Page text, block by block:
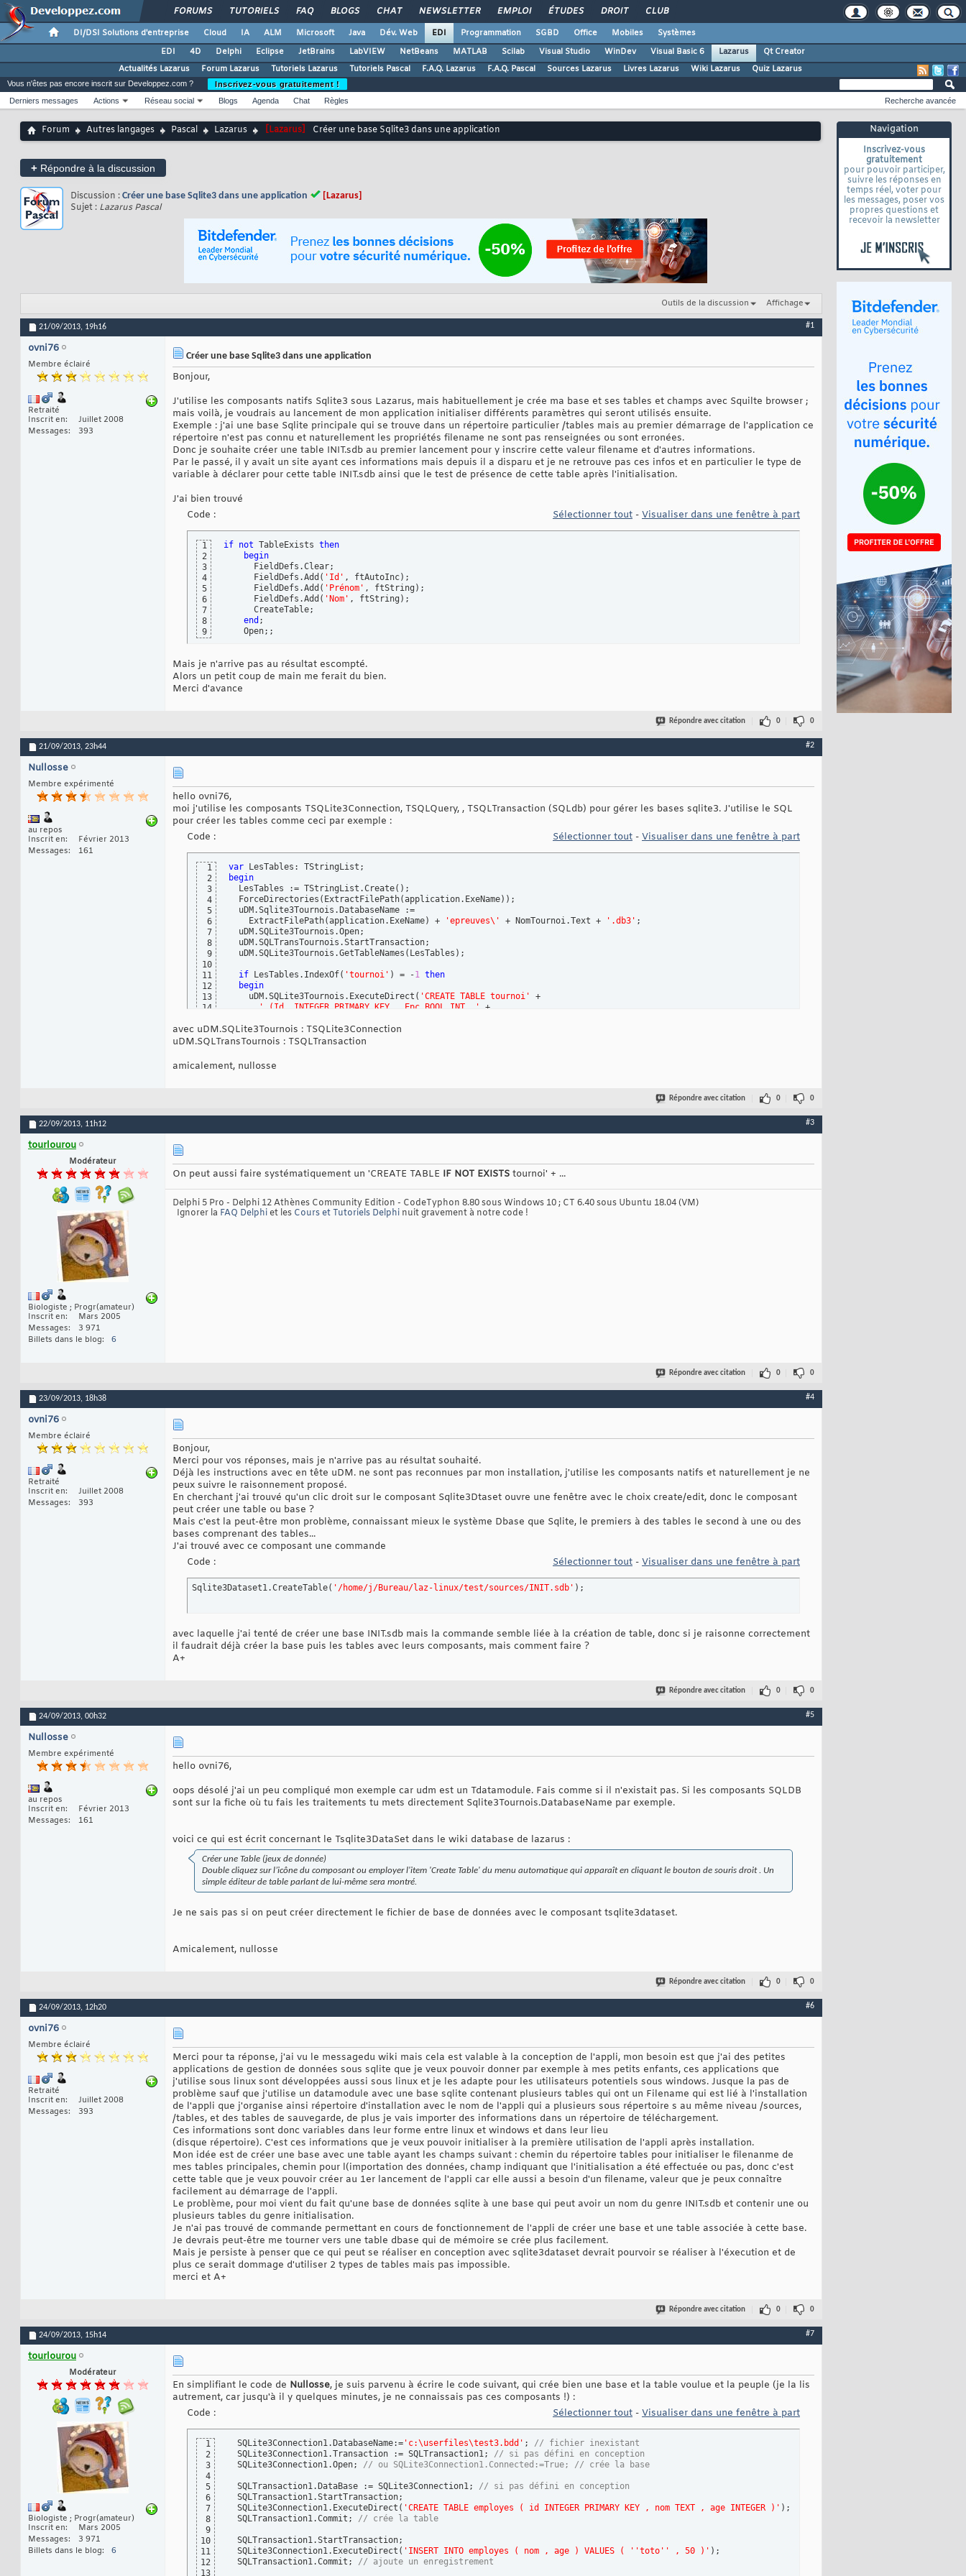
FORUMS TUTORIELS FAQ BLOGS CHAT NEWSLETTER EMPLOI ÉTUDES DROIT CLUB
DI/DSI Solutions d'entreprise Cloud IA ALM Microsoft Java Dév. Web EDI Programmation SGBD Office Mobiles
Systèmes
EDI
4D Delphi Eclipse JetBrains LabVIEW NetBeans MATLAB Scilab Visual Studio WinDev Visual Basic 6 Lazarus
Qt Creator
Actualités Lazarus
Forum Lazarus Tutoriels Lazarus Tutoriels Pascal F.A.Q. Lazarus F.A.Q. Pascal Sources Lazarus Livres Lazarus Wiki Lazarus Quiz Lazarus
Navigation
Inscrivez-vous
gratuitement
pour pouvoir participer,
suivre les réponses en
temps réel, voter pour
les messages, poser vos
propres questions et
recevoir la newsletter
Vous n'êtes pas encore inscrit sur Developpez.com ?
Inscrivez-vous gratuitement !
Derniers messages
Actions Réseau social Blogs Agenda Chat Règles Recherche avancée
Forum Autres langages Pascal Lazarus [Lazarus] Créer une base Sqlite3 dans une application
+ Répondre à la discussion
Discussion : Créer une base Sqlite3 dans une application [Lazarus]
Sujet : Lazarus Pascal
Outils de la discussion Affichage
21/09/2013, 19h16 #1
ovni76
Membre éclairé
Retraité
Inscrit en
Juillet 2008
Messages
393
Créer une base Sqlite3 dans une application
Bonjour,
J'utilise les composants natifs Sqlite3 sous Lazarus, mais habituellement je crée ma base et ses tables et champs avec Squilte browser ;
mais voilà, je voudrais au lancement de mon application initialiser différents paramètres qui seront utilisés ensuite.
Exemple : j'ai une base Sqlite principale qui se trouve dans un répertoire particulier /tables mais au premier démarrage de l'application ce
répertoire n'est pas connu et naturellement les propriétés filename ne sont pas renseignées ou sont erronées.
Donc je souhaite créer une table INIT.sdb au premier lancement pour y inscrire cette valeur filename et d'autres informations.
Par le passé, il y avait un site ayant ces informations mais depuis il a disparu et je ne retrouve pas ces infos et en particulier le type de
variable à déclarer pour cette table INIT.sdb ainsi que le test de présence de cette table après l'initialisation.
J'ai bien trouvé
Code :
Sélectionner tout - Visualiser dans une fenêtre à part
1
2
3
4
5
6
7
8
9
if not TableExists then
begin
      FieldDefs.Clear;
      FieldDefs.Add
( 'Id' , ftAutoInc) ;
      FieldDefs.Add
( 'Prénom' , ftString ) ;
      FieldDefs.Add
( 'Nom' , ftString ) ;
      CreateTable;
end ;
    Open;;
Mais je n'arrive pas au résultat escompté.
Alors un petit coup de main me ferait du bien.
Merci d'avance
Répondre avec citation 0 0
21/09/2013, 23h44 #2
Nullosse
Membre expérimenté
au repos
Inscrit en
Février 2013
Messages
161
hello ovni76,
moi j'utilise les composants TSQLite3Connection, TSQLQuery, , TSQLTransaction (SQLdb) pour gérer les bases sqlite3. J'utilise le SQL
pour créer les tables comme ceci par exemple :
Code :
Sélectionner tout - Visualiser dans une fenêtre à part
1
2
3
4
5
6
7
8
9
10
11
12
13
14
16
17
19
24
var
begin
  LesTables := TStringList.Create
( ) ;
  ForceDirectories
( ExtractFilePath(application.ExeName) ) ;
  uDM.Sqlite3Tournois.DatabaseName :=
    ExtractFilePath
(application.ExeName) + 'epreuves\' + NomTournoi.Text + '.db3' ;
  uDM.SQLite3Tournois.Open;
  uDM.SQLTransTournois.StartTransaction;
  uDM.SQLite3Tournois.GetTableNames
( LesTables ) ;
if LesTables.IndexOf( 'tournoi' ) = -1 then
begin
    uDM.SQLite3Tournois.ExecuteDirect
( 'CREATE TABLE tournoi'
+
' (Id  INTEGER PRIMARY KEY , Epc BOOL_INT ,'
+
'Description VARCHAR(255) , Lieu VARCHAR(255) ,'
'Date VARCHAR(255) , NbParties INTEGER , '
'Tarif1 INTEGER, Tarif2 INTEGER , Tarif3 INTEGER,Tarif1 INTEGER, '
  uDM.SQLTransTournois.Commit;
avec uDM.SQLite3Tournois : TSQLite3Connection
uDM.SQLTransTournois : TSQLTransaction
amicalement, nullosse
Répondre avec citation 0 0
22/09/2013, 11h12 #3
tourlourou
Modérateur
Biologiste ; Progr(amateur)
Inscrit en
Mars 2005
Messages
3 971
Billets dans le blog
6
On peut aussi faire systématiquement un 'CREATE TABLE IF NOT EXISTS tournoi' + ...
Delphi 5 Pro - Delphi 12 Athènes Community Edition - CodeTyphon 8.80 sous Windows 10 ; CT 6.40 sous Ubuntu 18.04 (VM)
Ignorer la FAQ Delphiet les Cours et Tutoriels Delphi nuit gravement à notre code !
Répondre avec citation 0 0
23/09/2013, 18h38 #4
ovni76
Membre éclairé
Retraité
Inscrit en
Juillet 2008
Messages
393
Bonjour,
Merci pour vos réponses, mais je n'arrive pas au résultat souhaité.
Déjà les instructions avec en tête uDM. ne sont pas reconnues par mon installation, j'utilise les composants natifs et naturellement je ne
peux suivre le raisonnement proposé.
En cherchant j'ai trouvé qu'un clic droit sur le composant Sqlite3Dtaset ouvre une fenêtre avec le choix create/edit, donc le composant
peut créer une table ou base ?
Mais c'est la peut-être mon problème, connaissant mieux le système Dbase que Sqlite, le premiers à des tables le second à une ou des
bases comprenant des tables...
J'ai trouvé avec ce composant une commande
Code :
Sélectionner tout - Visualiser dans une fenêtre à part
Sqlite3Dataset1.CreateTable( '/home/j/Bureau/laz-linux/test/sources/INIT.sdb' ) ;
avec laquelle j'ai tenté de créer une base INIT.sdb mais la commande semble liée à la création de table, donc si je raisonne correctement
il faudrait déjà créer la base puis les tables avec leurs composants, mais comment faire ?
A+
Répondre avec citation 0 0
24/09/2013, 00h32 #5
Nullosse
Membre expérimenté
au repos
Inscrit en
Février 2013
Messages
161
hello ovni76,
oops désolé j'ai un peu compliqué mon exemple car udm est un Tdatamodule. Fais comme si il n'existait pas. Si les composants SQLDB
sont sur la fiche où tu fais les traitements tu mets directement Sqlite3Tournois.DatabaseName par exemple.
voici ce qui est écrit concernant le Tsqlite3DataSet dans le wiki database de lazarus :
Créer une Table (jeux de donnée)
Double cliquez sur l’icône du composant ou employer l'item 'Create Table' du menu automatique qui apparaît en cliquant le bouton de souris droit . Un
simple éditeur de table parlant de lui-même sera montré.
Je ne sais pas si on peut créer directement le fichier de base de données avec le composant tsqlite3dataset.
Amicalement, nullosse
Répondre avec citation 0 0
24/09/2013, 12h20 #6
ovni76
Membre éclairé
Retraité
Inscrit en
Juillet 2008
Messages
393
Merci pour ta réponse, j'ai vu le messagedu wiki mais cela est valable à la conception de l'appli, mon besoin est que j'ai des petites
applications de gestion de données sous sqlite que je veux pouvoir donner par exemple à mes petits enfants, ces applications que
j'utilise sous linux sont développées aussi sous linux et je les adapte pour les utilisateurs potentiels sous windows. Jusque la pas de
problème sauf que j'utilise un datamodule avec une base sqlite contenant plusieurs tables qui ont un Filename qui est lié à l'installation
de l'appli que j'organise ainsi répertoire d'installation avec le nom de l'appli qui a plusieurs sous répertoire s au même niveau /sources,
/tables, et des tables de sauvegarde, de plus je vais importer des informations dans un répertoire de téléchargement.
Ces informations sont donc variables dans leur forme entre linux et windows et dans leur lieu
(disque répertoire). C'est ces informations que je veux pouvoir initialiser à la première utilisation de l'appli après installation.
Mon idée est de créer une base avec une table ayant les champs suivant : chemin du répertoire tables pour initialiser le filenanme de
mes tables principales, chemin pour l(importation des données, champ indiquant que l'initialisation a été effectuée ou pas, donc c'est
cette table que je veux pouvoir créer au 1er lancement de l'appli car elle aussi a besoin d'un filename, valeur que je peux connaître
facilement au démarrage de l'appli.
Le problème, pour moi vient du fait qu'une base de données sqlite à une base qui peut avoir un nom du genre INIT.sdb et contenir une ou
plusieurs tables du genre initialisation.
Je n'ai pas trouvé de commande permettant en cours de fonctionnement de l'appli de créer une base et une table associée à cette base.
Je devrais peut-être me tourner vers une table dbase qui de mémoire se crée plus facilement.
Mais je persiste à penser que ce qui peut se réaliser en conception avec sqlite3dataset devrait pourvoir se réaliser à l'éxecution et de
plus ce serait dommage d'utiliser 2 types de tables mais pas impossible.
merci et A+
Répondre avec citation 0 0
24/09/2013, 15h14 #7
tourlourou
Modérateur
Biologiste ; Progr(amateur)
Inscrit en
Mars 2005
Messages
3 971
Billets dans le blog
6
En simplifiant le code de Nullosse, je suis parvenu à écrire le code suivant, qui crée bien une base et la table voulue et la peuple (je la lis
autrement, car jusqu'à il y quelques minutes, je ne connaissais pas ces composants !) :
Code :
Sélectionner tout - Visualiser dans une fenêtre à part
1
2
3
4
5
6
7
8
9
10
11
12
13
  SQLite3Connection1.DatabaseName:=
'c:\userfiles\test3.bdd' ; // fichier inexistant
  SQLite3Connection1.Transaction := SQLTransaction1;
// si pas défini en conception
  SQLite3Connection1.Open;
// ou SQLite3Connection1.Connected:=True; // crée la base
  SQLTransaction1.DataBase := SQLite3Connection1;
// si pas défini en conception
  SQLTransaction1.StartTransaction;
  SQLite3Connection1.ExecuteDirect
( 'CREATE TABLE employes ( id INTEGER PRIMARY KEY , nom TEXT , age INTEGER )' ) ;
  SQLTransaction1.Commit;
// crée la table
  SQLTransaction1.StartTransaction;
  SQLite3Connection1.ExecuteDirect
( 'INSERT INTO employes ( nom , age ) VALUES ( ' 'toto' ' , 50 )' ) ;
  SQLTransaction1.Commit;
// ajoute un enregistrement